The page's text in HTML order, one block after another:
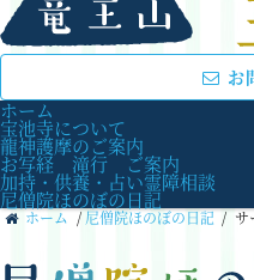
お
ホーム
宝池寺について
龍神護摩のご案内
お写経 滝行 ご案内
加持・供養・占い霊障相談
尼僧院ほのぼの日記
ホーム / 尼僧院ほのぼの日記 / サ